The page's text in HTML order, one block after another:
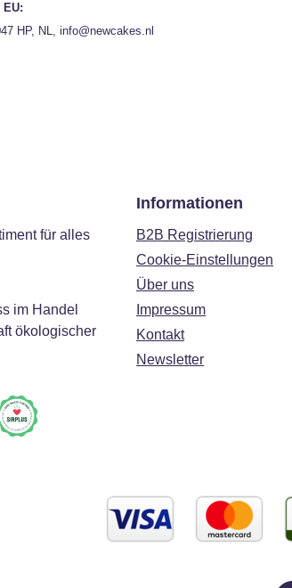
HP, NL, info@newcakes.nl
für alles
im Handel
ökologischer
Informationen
B2B Registrierung
Cookie-Einstellungen
Über uns
Impressum
Kontakt
Newsletter